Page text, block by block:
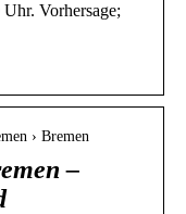
Vorhersage;
› Bremen
–